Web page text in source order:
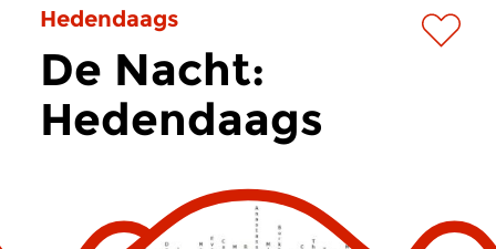
Hedendaags
De Nacht:
Hedendaags